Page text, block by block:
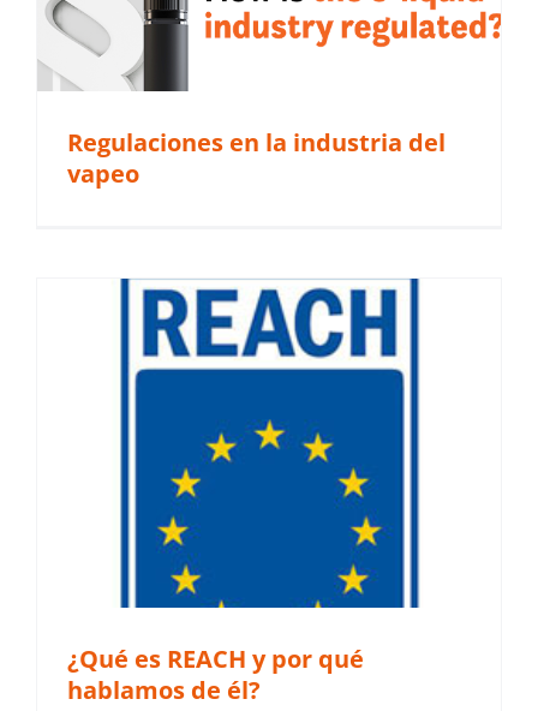
Regulaciones en la industria del
vapeo
¿Qué es REACH y por qué
hablamos de él?